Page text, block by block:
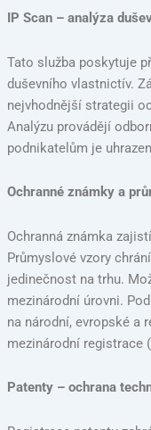
IP Scan – analýza
Tato služba poskytuje
duševního vlastnictív.
nejvhodnější strategii
Analýzu provádějí
podnikatelům je
Ochranné známky a
Ochranná známka
Průmyslové vzory
jedinečnost na trhu.
mezinárodní úrovni.
na národní, evropské a
mezinárodní registrace
Patenty – ochrana